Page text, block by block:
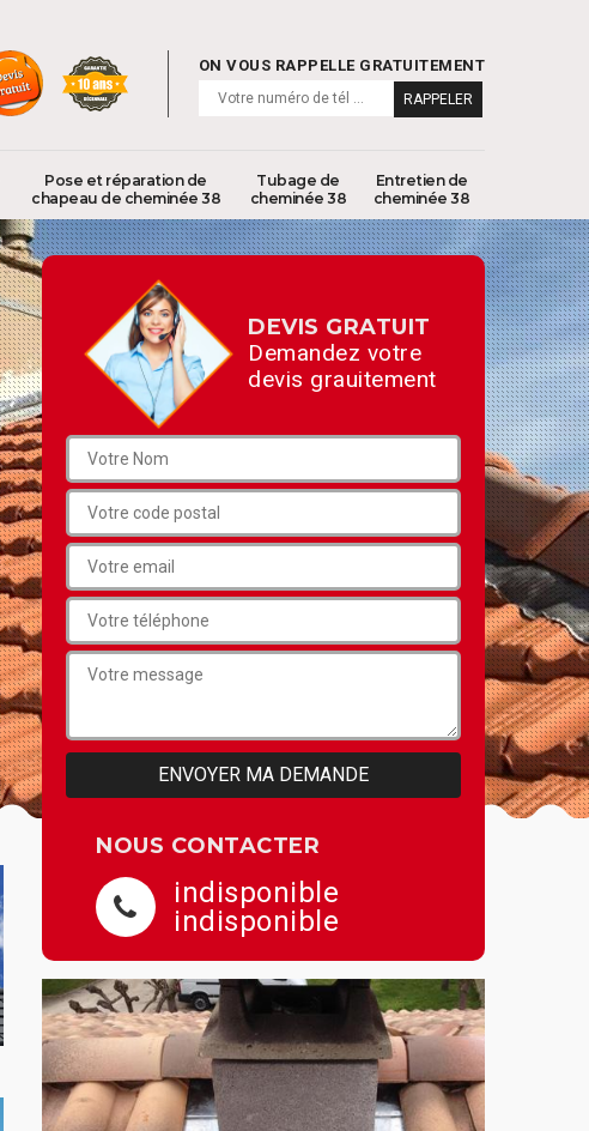
ON VOUS RAPPELLE GRATUITEMENT
Pose et réparation de
chapeau de cheminée 38
Tubage de
cheminée 38
Entretien de
cheminée 38
DEVIS GRATUIT
Demandez votre
devis grauitement
NOUS CONTACTER
indisponible
indisponible